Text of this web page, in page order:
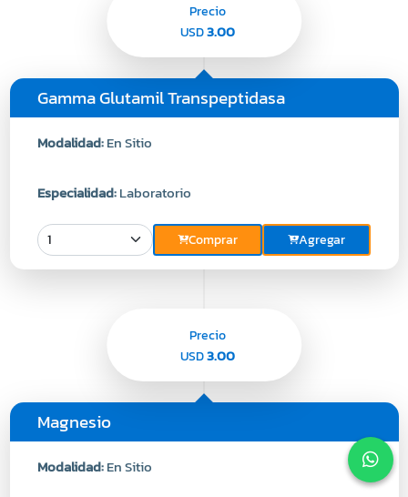
Gamma Glutamil Transpeptidasa
Modalidad:En Sitio
Especialidad:Laboratorio
Comprar Agregar
Precio
USD3.00
Magnesio
Modalidad:En Sitio
Precio
USD3.00